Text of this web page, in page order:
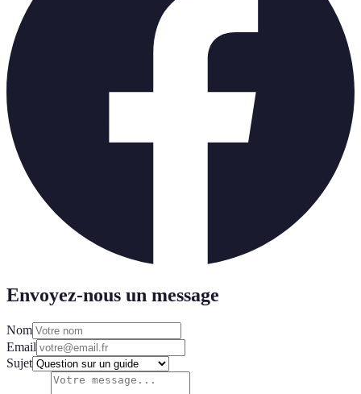
Envoyez-nous un message
Nom
Email
Sujet